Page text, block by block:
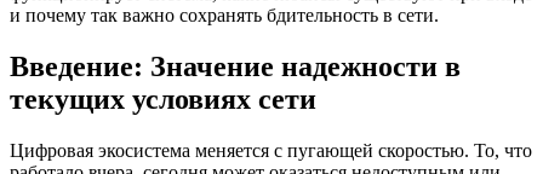
и почему так важно сохранять бдительность в сети.
Введение: Значение надежности в
текущих условиях сети
Цифровая экосистема меняется с пугающей скоростью. То, что